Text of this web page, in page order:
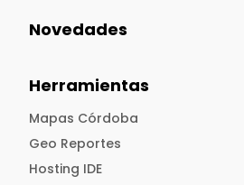
Novedades
Herramientas
Mapas Córdoba
Geo Reportes
Hosting IDE